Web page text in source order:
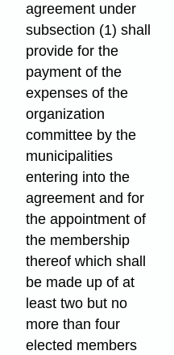
agreement under
subsection (1) shall
provide for the
payment of the
expenses of the
organization
committee by the
municipalities
entering into the
agreement and for
the appointment of
the membership
thereof which shall
be made up of at
least two but no
more than four
elected members